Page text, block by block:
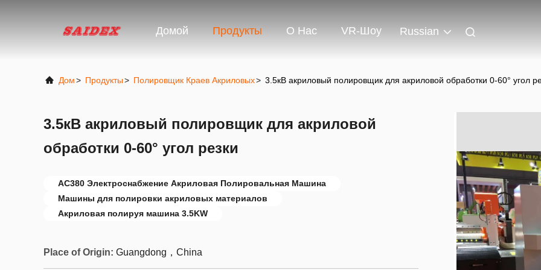
Домой Продукты О Нас VR-Шоу Russian
Дом> Продукты> Полировщик Краев Акриловых> 3.5кВ акриловый полировщик для акриловой обработки 0-60° угол
3.5кВ акриловый полировщик для акриловой
обработки 0-60° угол резки
AC380 Электроснабжение Акриловая Полировальная Машина
Машины для полировки акриловых материалов
Акриловая полируя машина 3.5KW
Place of Origin: Guangdong，China